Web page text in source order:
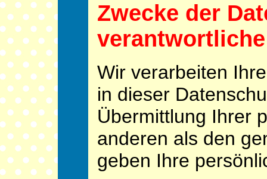
Zwecke der
Wir verarbeiten
in dieser
Übermittlung Ihrer
anderen als den
geben Ihre